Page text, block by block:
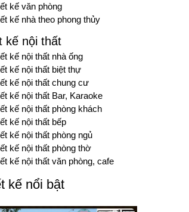
kế văn phòng
kế nhà theo phong thủy
kế nội thất
kế nội thất nhà ống
kế nội thất biệt thự
kế nội thất chung cư
kế nội thất Bar, Karaoke
kế nội thất phòng khách
kế nội thất bếp
kế nội thất phòng ngủ
kế nội thất phòng thờ
kế nội thất văn phòng, cafe
kế nổi bật